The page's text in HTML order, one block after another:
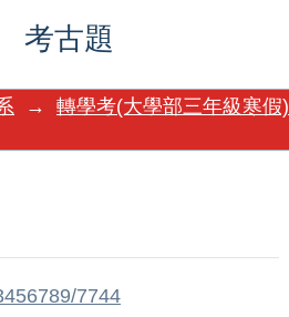
考古題
→ 轉學考(大學部三年級寒假)
7744